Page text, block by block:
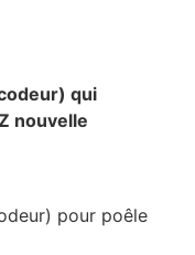
qui
nouvelle
pour poêle